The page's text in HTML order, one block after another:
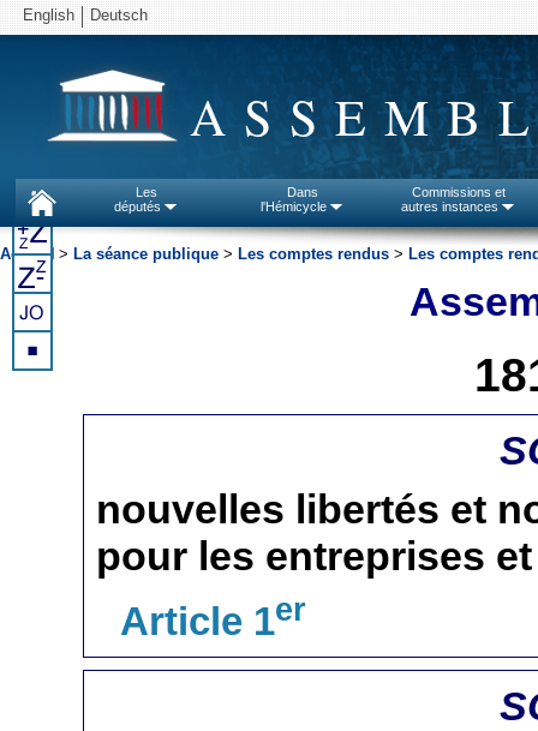
English Deutsch
Les
députés
Dans
l'Hémicycle
Commissions et
autres instances
Accueil > La séance publique > Les comptes rendus > Les comptes
nouvelles libertés et
pour les entreprises
Article 1er